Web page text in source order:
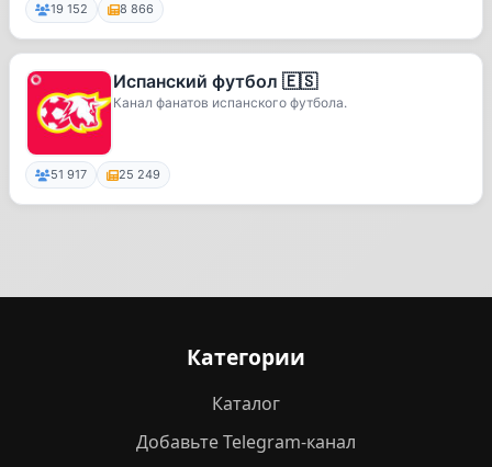
19 152 8 866
Испанский футбол 🇪🇸
Канал фанатов испанского футбола.
51 917 25 249
Категории
Каталог
Добавьте Telegram-канал